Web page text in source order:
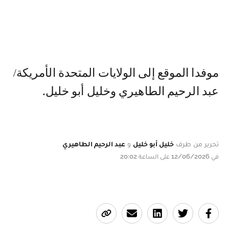
موفدا الموقع إلى الولايات المتحدة الأمريكة/
عبد الرحيم الطاهيري وخليل أبو خليل.
تحرير من طرف خليل أبو خليل و عبد الرحيم الطاهيري
في 12/06/2026 على الساعة 20:02